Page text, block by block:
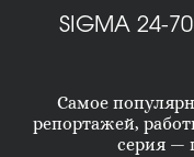
SIGMA 24-70
Самое
репортажей,
серия —